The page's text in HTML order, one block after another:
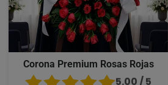
Corona Premium Rosas Rojas
5.00 / 5